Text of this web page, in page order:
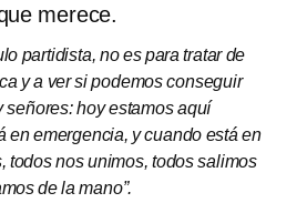
merece.
partidista, no es para tratar de
y a ver si podemos conseguir
señores: hoy estamos aquí
en emergencia, y cuando está en
todos nos unimos, todos salimos
de la mano”.